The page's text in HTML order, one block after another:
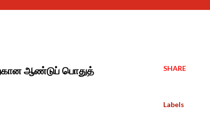
ஆண்டுப் பொதுத்
SHARE
Labels